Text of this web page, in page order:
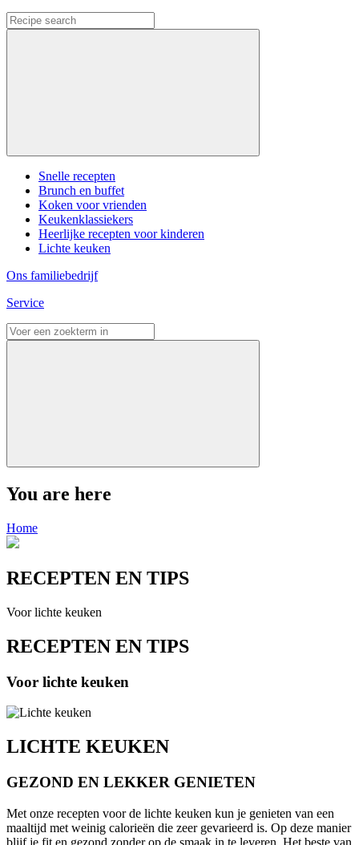
Snelle recepten
Brunch en buffet
Koken voor vrienden
Keukenklassiekers
Heerlijke recepten voor kinderen
Lichte keuken
Ons familiebedrijf
Service
You are here
Home
RECEPTEN EN TIPS
Voor lichte keuken
RECEPTEN EN TIPS
Voor lichte keuken
LICHTE KEUKEN
GEZOND EN LEKKER GENIETEN
Met onze recepten voor de lichte keuken kun je genieten van een
maaltijd met weinig calorieën die zeer gevarieerd is. Op deze manier
blijf je fit en gezond zonder op de smaak in te leveren. Het beste van